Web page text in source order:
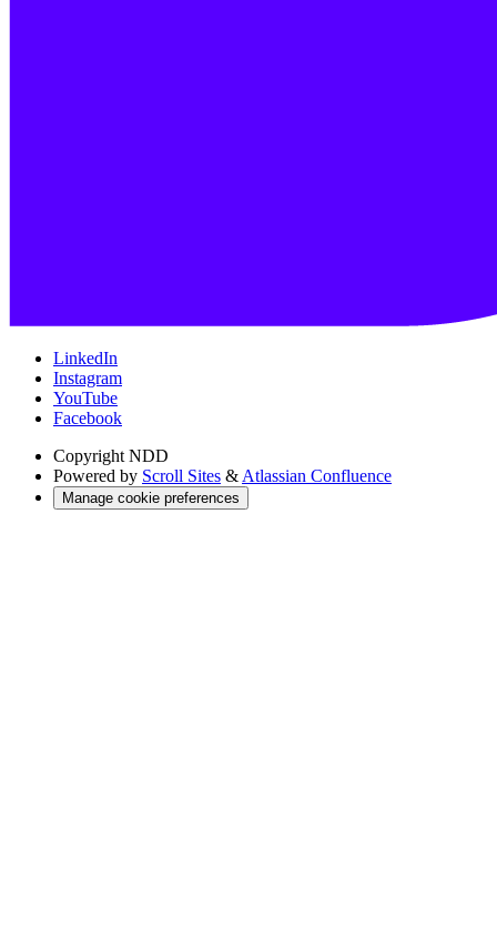
LinkedIn
Instagram
YouTube
Facebook
Copyright NDD
Powered by Scroll Sites & Atlassian Confluence
Manage cookie preferences